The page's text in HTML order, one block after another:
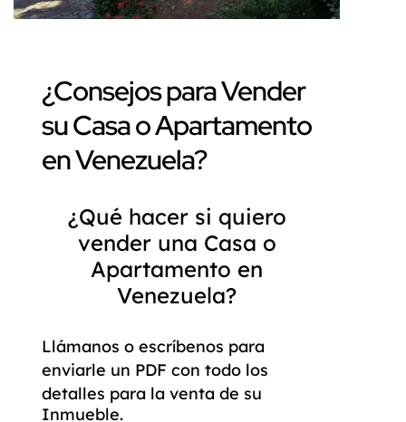
¿Consejos para Vender
su Casa o Apartamento
en Venezuela?
¿Qué hacer si quiero
vender una Casa o
Apartamento en
Venezuela?
Llámanos o escríbenos para
enviarle un PDF con todo los
detalles para la venta de su
Inmueble.